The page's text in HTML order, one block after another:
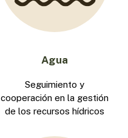
Agua
Seguimiento y
cooperación en la gestión
de los recursos hídricos